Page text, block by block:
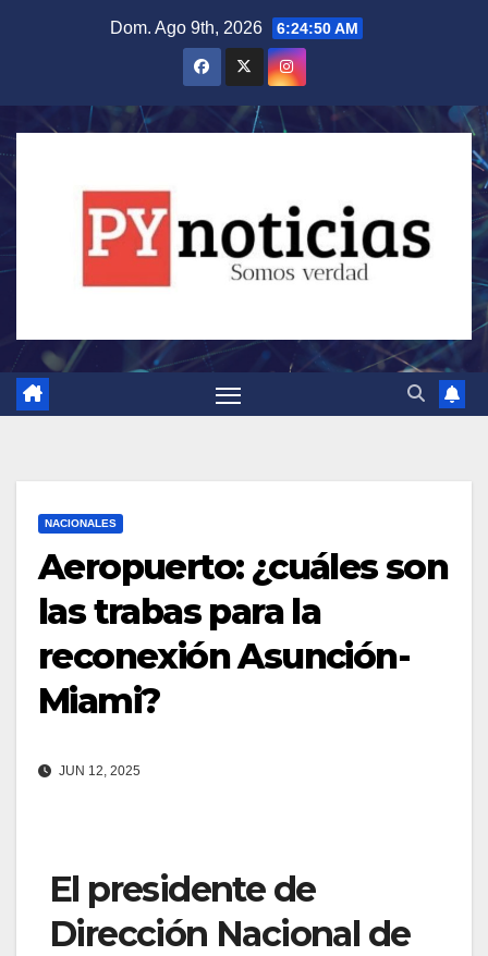
Dom. Ago 9th, 2026 6:24:51 AM
NACIONALES
Aeropuerto: ¿cuáles son
las trabas para la
reconexión Asunción-
Miami?
JUN 12, 2025
El presidente de
Dirección Nacional de